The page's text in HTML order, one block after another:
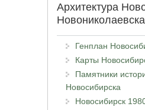
Архитектура
Новониколаевска
Генплан
Карты
Памятники
Новосибирска
Новосибирск